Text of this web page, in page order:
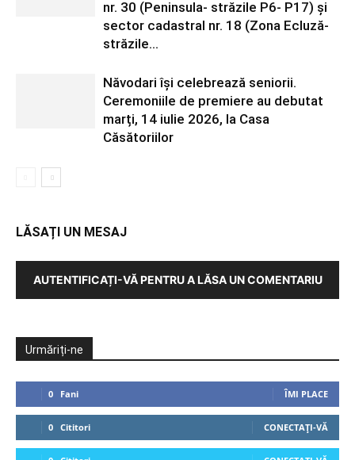
nr. 30 (Peninsula- străzile P6- P17) și
sector cadastral nr. 18 (Zona Ecluză-
străzile...
Năvodari își celebrează seniorii.
Ceremoniile de premiere au debutat
marți, 14 iulie 2026, la Casa
Căsătoriilor
LĂSAȚI UN MESAJ
AUTENTIFICAȚI-VĂ PENTRU A LĂSA UN COMENTARIU
Urmăriți-ne
0 Fani ÎMI PLACE
0 Cititori CONECTAȚI-VĂ